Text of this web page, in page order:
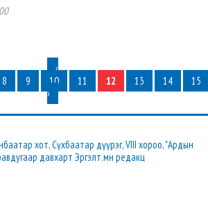
‹
8 9 10 11 12 13 14
15
›
хот, Сүхбаатар дүүрэг, VIII хороо, "Ардын
давхарт Эргэлт.мн редакц